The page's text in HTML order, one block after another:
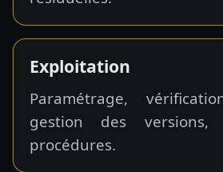
Exploitation
Paramétrage,
gestion des
procédures.